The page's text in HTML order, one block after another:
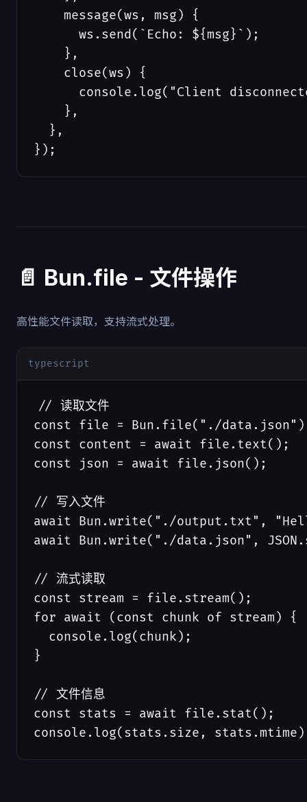
    message(ws, msg) {
      ws.send(`Echo: ${msg}`);
    },
    close(ws) {
console.log("Client
    },
  },
});
📄 Bun.file - 文件操作
高性能文件读取，支持流式处理。
typescript
// 读取文件
const file = Bun.file("./
const content = await file.text();
const json = await file.json();
// 写入文件
await Bun.write("./output.txt",
await Bun.write("./data.json",
// 流式读取
const stream = file.stream();
for await (const chunk of stream) {
  console.log(chunk);
}
// 文件信息
const stats = await file.stat();
console.log(stats.size,